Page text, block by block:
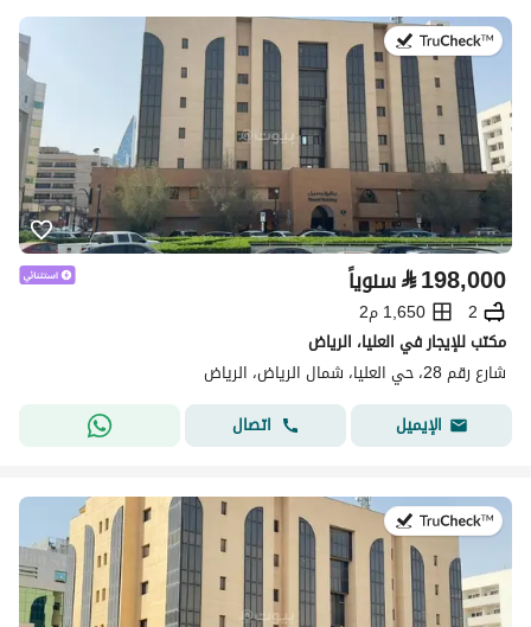
في:13 يوليو 2026
⃁198,000 سنوياً
2
1,650 م2
مكتب للإيجار في العليا، الرياض
شارع رقم 28، حي العليا، شمال الرياض، الرياض
الإيميل
اتصال
في:13 يوليو 2026